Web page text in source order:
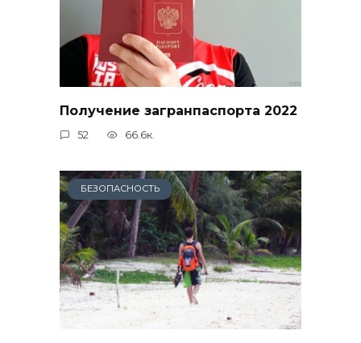
Получение загранпаспорта 2022
52 66.6к.
БЕЗОПАСНОСТЬ